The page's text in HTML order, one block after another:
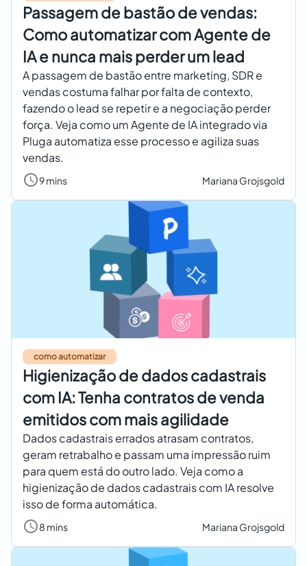
Passagem de bastão de vendas:
Como automatizar com Agente de
IA e nunca mais perder um lead
A passagem de bastão entre marketing, SDR e
vendas costuma falhar por falta de contexto,
fazendo o lead se repetir e a negociação perder
força. Veja como um Agente de IA integrado via
Pluga automatiza esse processo e agiliza suas
vendas.
9 mins Mariana Grojsgold
como automatizar
Higienização de dados cadastrais
com IA: Tenha contratos de venda
emitidos com mais agilidade
Dados cadastrais errados atrasam contratos,
geram retrabalho e passam uma impressão ruim
para quem está do outro lado. Veja como a
higienização de dados cadastrais com IA resolve
isso de forma automática.
8 mins Mariana Grojsgold